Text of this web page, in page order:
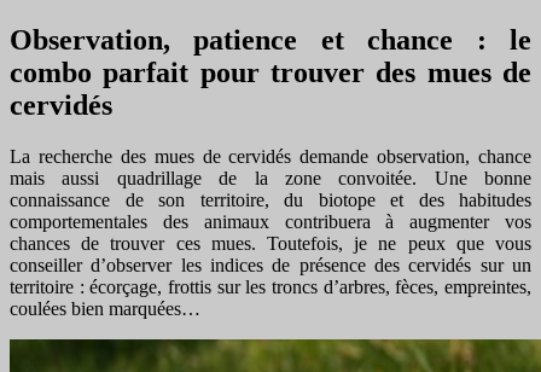
Observation, patience et chance : le
combo parfait pour trouver des mues de
cervidés
La recherche des mues de cervidés demande observation, chance
mais aussi quadrillage de la zone convoitée. Une bonne
connaissance de son territoire, du biotope et des habitudes
comportementales des animaux contribuera à augmenter vos
chances de trouver ces mues. Toutefois, je ne peux que vous
conseiller d’observer les indices de présence des cervidés sur un
territoire : écorçage, frottis sur les troncs d’arbres, fèces, empreintes,
coulées bien marquées…